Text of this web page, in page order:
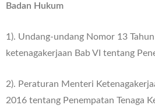
Badan Hukum
1). Undang-undang Nomor 13
ketenagakerjaan Bab VI tentang
2). Peraturan Menteri
2016 tentang Penempatan Tenaga